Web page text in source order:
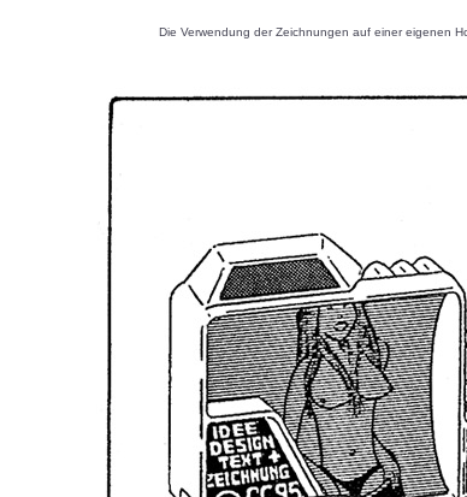
Die Verwendung der Zeichnungen auf einer eigenen